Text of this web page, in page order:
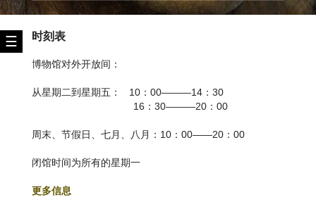
☰ 时刻表
博物馆对外开放间：
从星期二到星期五： 10：00———14：30
16：30———20：00
周末、节假日、七月、八月：10：00——20：00
闭馆时间为所有的星期一
更多信息